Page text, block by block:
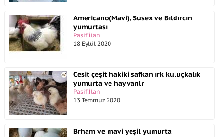
Americano(Mavi), Susex ve Bıldırcın
yumurtası
Pasif İlan
18 Eylül 2020
Cesit çeşit hakiki safkan ırk kuluçkalık
yumurta ve hayvanlr
Pasif İlan
13 Temmuz 2020
Brham ve mavi yeşil yumurta